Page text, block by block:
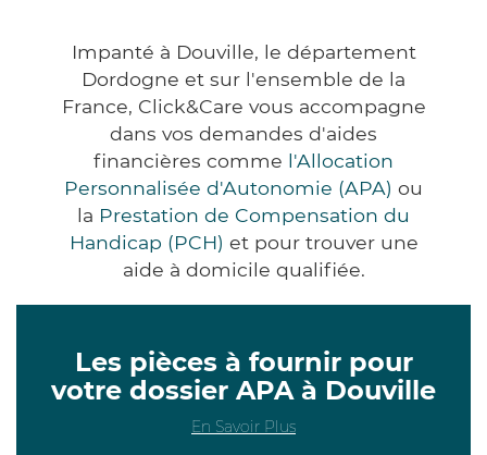
Impanté à Douville, le département
Dordogne et sur l'ensemble de la
France, Click&Care vous accompagne
dans vos demandes d'aides
financières comme l'Allocation
Personnalisée d'Autonomie (APA) ou
la Prestation de Compensation du
Handicap (PCH) et pour trouver une
aide à domicile qualifiée.
Les pièces à fournir pour
votre dossier APA à Douville
En Savoir Plus